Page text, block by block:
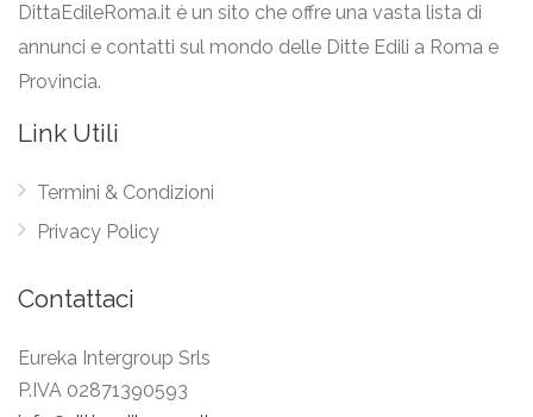
DittaEdileRoma.it è un sito che offre una vasta lista di
annunci e contatti sul mondo delle Ditte Edili a Roma e
Provincia.
Link Utili
Termini & Condizioni
Privacy Policy
Contattaci
Eureka Intergroup Srls
P.IVA 02871390593